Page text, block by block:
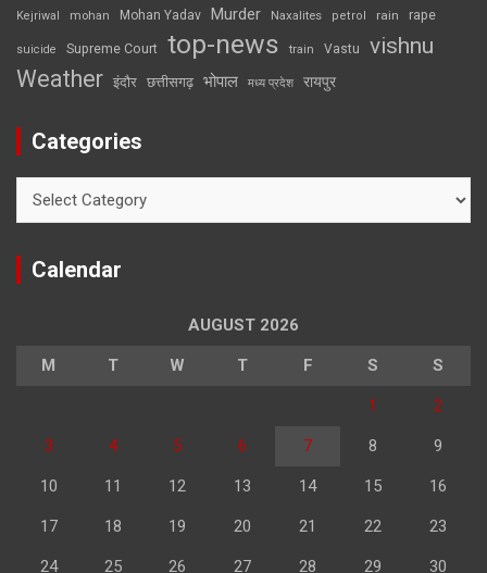
Kejriwal mohan Mohan Yadav Murder Naxalites petrol rain rape
suicide Supreme Court top-news train Vastu vishnu
Weather इंदौर छत्तीसगढ़ भोपाल मध्य प्रदेश रायपुर
Categories
Calendar
AUGUST 2026
M T W T F S S
1 2
3 4 5 6 7 8 9
10 11 12 13 14 15 16
17 18 19 20 21 22 23
24 25 26 27 28 29 30